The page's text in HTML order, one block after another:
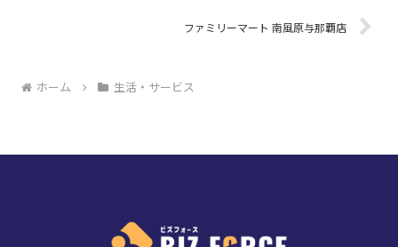
ファミリーマート 南風原与那覇店
ホーム 生活・サービス